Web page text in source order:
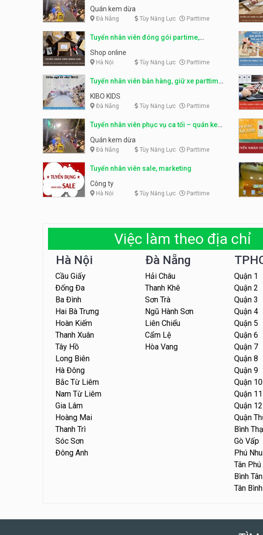
Quán kem dừa
Đà Nẵng Tùy Năng Lực Parttime
Tuyển nhân viên đóng gói partime,
fulltime
Shop online
Hà Nội Tùy Năng Lực Parttime
Tuyển nhân viên bán hàng, giữ xe parttime
– Kibo Kid
KIBO KIDS
Đà Nẵng Tùy Năng Lực Parttime
Tuyển nhân viên phục vụ ca tối – quán kem
dừa
Quán kem dừa
Đà Nẵng Tùy Năng Lực Parttime
Tuyển nhân viên sale, marketing
Công ty
Hà Nội Tùy Năng Lực Parttime
Việc làm theo địa chỉ
Hà Nội
Cầu Giấy
Đống Đa
Ba Đình
Hai Bà Trưng
Hoàn Kiếm
Thanh Xuân
Tây Hồ
Long Biên
Hà Đông
Bắc Từ Liêm
Nam Từ Liêm
Gia Lâm
Hoàng Mai
Thanh Trì
Sóc Sơn
Đông Anh
Đà Nẵng
Hải Châu
Thanh Khê
Sơn Trà
Ngũ Hành Sơn
Liên Chiểu
Cẩm Lệ
Hòa Vang
Quận 1
Quận 2
Quận 3
Quận 4
Quận 5
Quận 6
Quận 7
Quận 8
Quận 9
Quận 10
Quận 11
Quận 12
Quận
Bình
Gò Vấp
Phú
Tân Phú
Bình Tân
Tân Bình